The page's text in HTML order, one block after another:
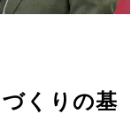
くりの基